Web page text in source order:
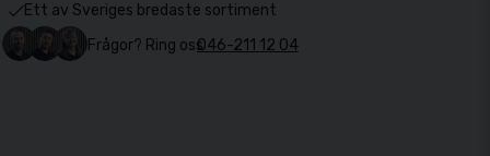
Ett av Sveriges bredaste sortiment
Frågor? Ring oss046-211 12 04